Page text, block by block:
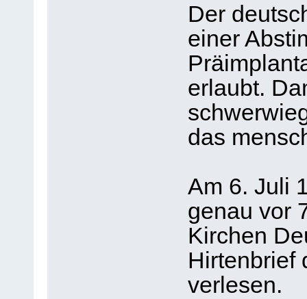
Der
einer
erlaubt.
das
Am 6. Juli
genau vor
Kirchen
Hirtenbrief
verlesen.